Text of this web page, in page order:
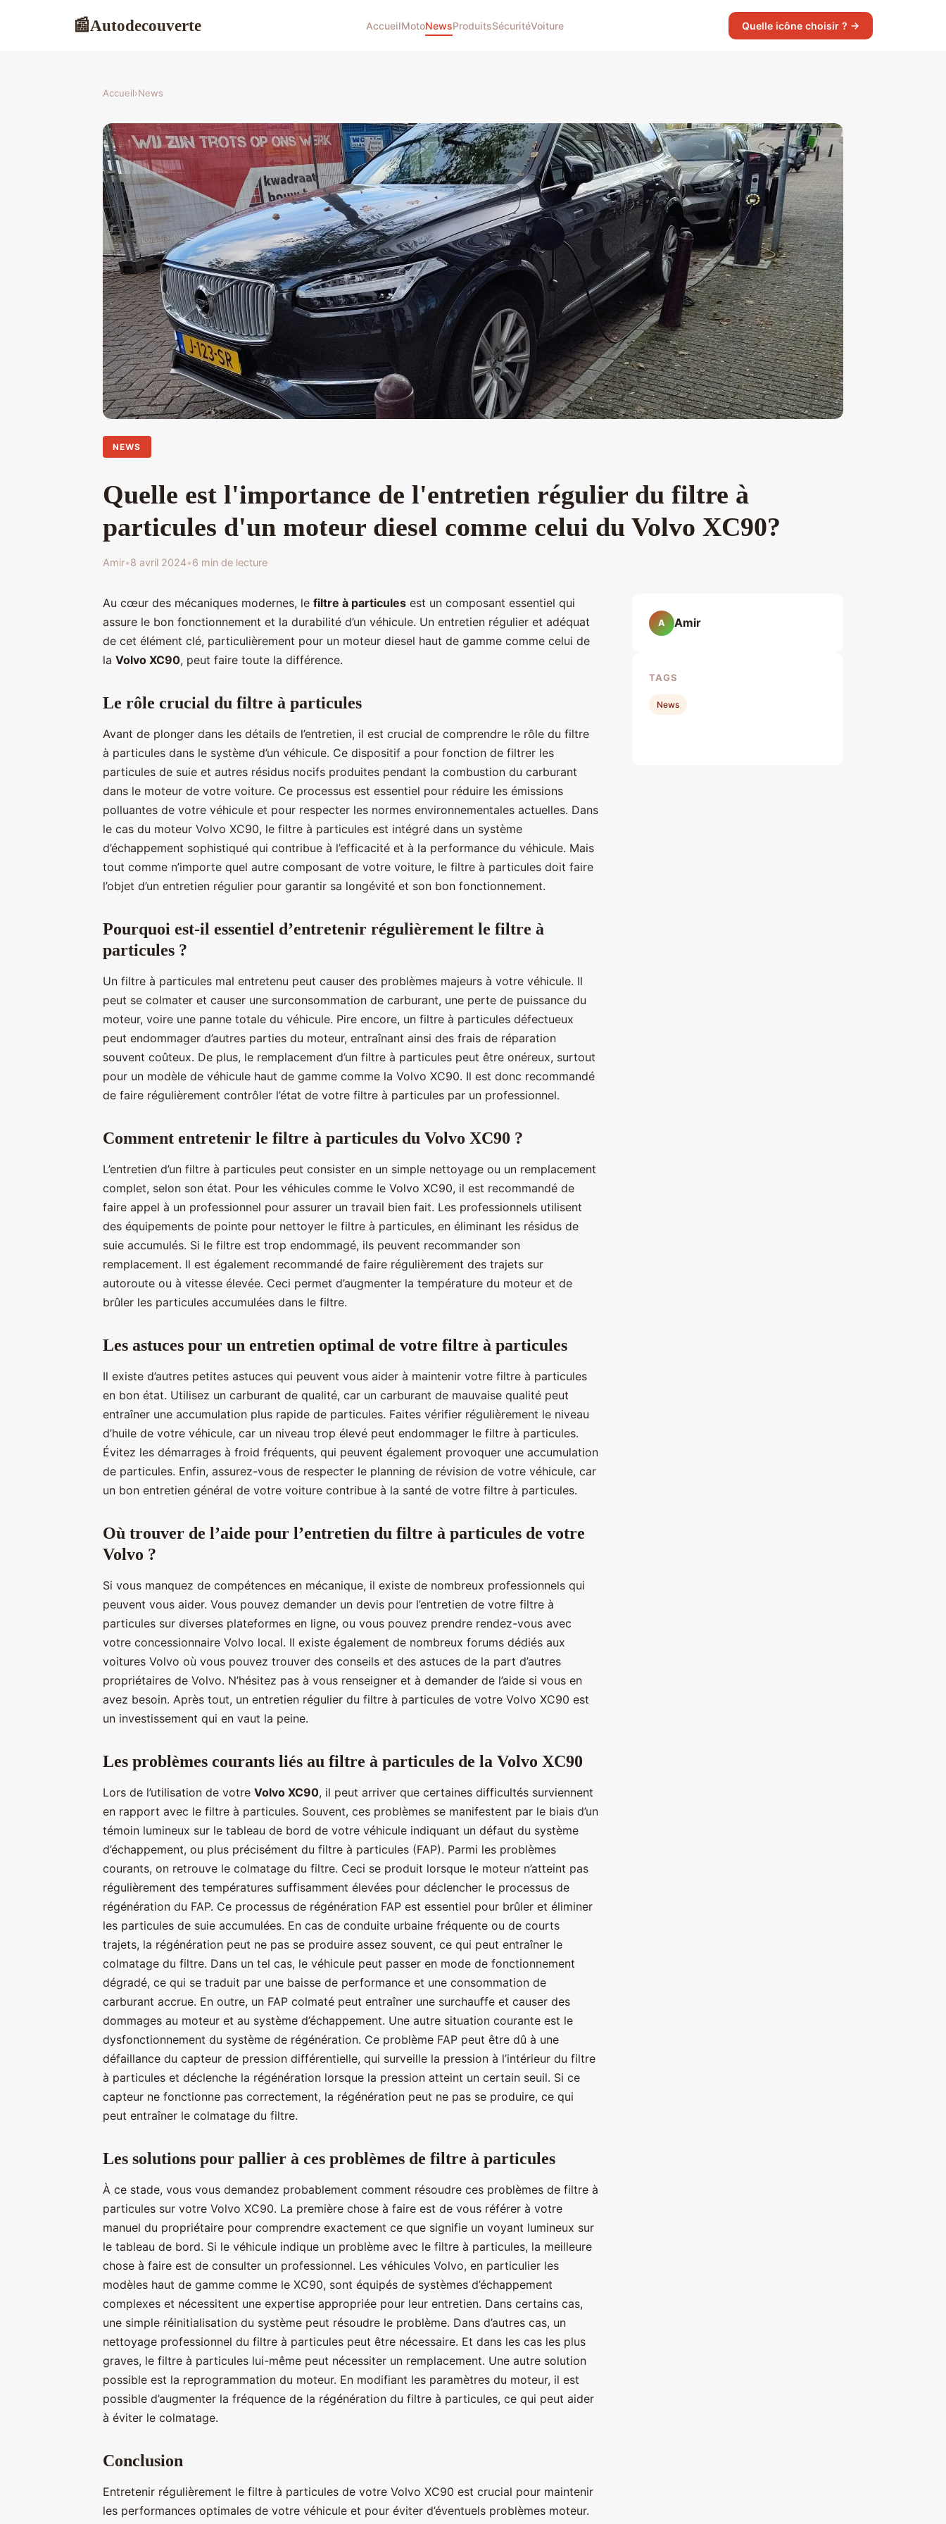
📰Autodecouverte AccueilMotoNewsProduitsSécuritéVoiture Quelle icône choisir ? →
Accueil›News
NEWS
Quelle est l'importance de l'entretien régulier du filtre à
particules d'un moteur diesel comme celui du Volvo XC90?
Amir•8 avril 2024•6 min de lecture
Au cœur des mécaniques modernes, le filtre à particules est un composant essentiel qui
assure le bon fonctionnement et la durabilité d’un véhicule. Un entretien régulier et adéquat
de cet élément clé, particulièrement pour un moteur diesel haut de gamme comme celui de
la Volvo XC90, peut faire toute la différence.
Le rôle crucial du filtre à particules
Avant de plonger dans les détails de l’entretien, il est crucial de comprendre le rôle du filtre
à particules dans le système d’un véhicule. Ce dispositif a pour fonction de filtrer les
particules de suie et autres résidus nocifs produites pendant la combustion du carburant
dans le moteur de votre voiture. Ce processus est essentiel pour réduire les émissions
polluantes de votre véhicule et pour respecter les normes environnementales actuelles. Dans
le cas du moteur Volvo XC90, le filtre à particules est intégré dans un système
d’échappement sophistiqué qui contribue à l’efficacité et à la performance du véhicule. Mais
tout comme n’importe quel autre composant de votre voiture, le filtre à particules doit faire
l’objet d’un entretien régulier pour garantir sa longévité et son bon fonctionnement.
Pourquoi est-il essentiel d’entretenir régulièrement le filtre à
particules ?
Un filtre à particules mal entretenu peut causer des problèmes majeurs à votre véhicule. Il
peut se colmater et causer une surconsommation de carburant, une perte de puissance du
moteur, voire une panne totale du véhicule. Pire encore, un filtre à particules défectueux
peut endommager d’autres parties du moteur, entraînant ainsi des frais de réparation
souvent coûteux. De plus, le remplacement d’un filtre à particules peut être onéreux, surtout
pour un modèle de véhicule haut de gamme comme la Volvo XC90. Il est donc recommandé
de faire régulièrement contrôler l’état de votre filtre à particules par un professionnel.
Comment entretenir le filtre à particules du Volvo XC90 ?
L’entretien d’un filtre à particules peut consister en un simple nettoyage ou un remplacement
complet, selon son état. Pour les véhicules comme le Volvo XC90, il est recommandé de
faire appel à un professionnel pour assurer un travail bien fait. Les professionnels utilisent
des équipements de pointe pour nettoyer le filtre à particules, en éliminant les résidus de
suie accumulés. Si le filtre est trop endommagé, ils peuvent recommander son
remplacement. Il est également recommandé de faire régulièrement des trajets sur
autoroute ou à vitesse élevée. Ceci permet d’augmenter la température du moteur et de
brûler les particules accumulées dans le filtre.
Les astuces pour un entretien optimal de votre filtre à particules
Il existe d’autres petites astuces qui peuvent vous aider à maintenir votre filtre à particules
en bon état. Utilisez un carburant de qualité, car un carburant de mauvaise qualité peut
entraîner une accumulation plus rapide de particules. Faites vérifier régulièrement le niveau
d’huile de votre véhicule, car un niveau trop élevé peut endommager le filtre à particules.
Évitez les démarrages à froid fréquents, qui peuvent également provoquer une accumulation
de particules. Enfin, assurez-vous de respecter le planning de révision de votre véhicule, car
un bon entretien général de votre voiture contribue à la santé de votre filtre à particules.
Où trouver de l’aide pour l’entretien du filtre à particules de votre
Volvo ?
Si vous manquez de compétences en mécanique, il existe de nombreux professionnels qui
peuvent vous aider. Vous pouvez demander un devis pour l’entretien de votre filtre à
particules sur diverses plateformes en ligne, ou vous pouvez prendre rendez-vous avec
votre concessionnaire Volvo local. Il existe également de nombreux forums dédiés aux
voitures Volvo où vous pouvez trouver des conseils et des astuces de la part d’autres
propriétaires de Volvo. N’hésitez pas à vous renseigner et à demander de l’aide si vous en
avez besoin. Après tout, un entretien régulier du filtre à particules de votre Volvo XC90 est
un investissement qui en vaut la peine.
Les problèmes courants liés au filtre à particules de la Volvo XC90
Lors de l’utilisation de votre Volvo XC90, il peut arriver que certaines difficultés surviennent
en rapport avec le filtre à particules. Souvent, ces problèmes se manifestent par le biais d’un
témoin lumineux sur le tableau de bord de votre véhicule indiquant un défaut du système
d’échappement, ou plus précisément du filtre à particules (FAP). Parmi les problèmes
courants, on retrouve le colmatage du filtre. Ceci se produit lorsque le moteur n’atteint pas
régulièrement des températures suffisamment élevées pour déclencher le processus de
régénération du FAP. Ce processus de régénération FAP est essentiel pour brûler et éliminer
les particules de suie accumulées. En cas de conduite urbaine fréquente ou de courts
trajets, la régénération peut ne pas se produire assez souvent, ce qui peut entraîner le
colmatage du filtre. Dans un tel cas, le véhicule peut passer en mode de fonctionnement
dégradé, ce qui se traduit par une baisse de performance et une consommation de
carburant accrue. En outre, un FAP colmaté peut entraîner une surchauffe et causer des
dommages au moteur et au système d’échappement. Une autre situation courante est le
dysfonctionnement du système de régénération. Ce problème FAP peut être dû à une
défaillance du capteur de pression différentielle, qui surveille la pression à l’intérieur du filtre
à particules et déclenche la régénération lorsque la pression atteint un certain seuil. Si ce
capteur ne fonctionne pas correctement, la régénération peut ne pas se produire, ce qui
peut entraîner le colmatage du filtre.
Les solutions pour pallier à ces problèmes de filtre à particules
À ce stade, vous vous demandez probablement comment résoudre ces problèmes de filtre à
particules sur votre Volvo XC90. La première chose à faire est de vous référer à votre
manuel du propriétaire pour comprendre exactement ce que signifie un voyant lumineux sur
le tableau de bord. Si le véhicule indique un problème avec le filtre à particules, la meilleure
chose à faire est de consulter un professionnel. Les véhicules Volvo, en particulier les
modèles haut de gamme comme le XC90, sont équipés de systèmes d’échappement
complexes et nécessitent une expertise appropriée pour leur entretien. Dans certains cas,
une simple réinitialisation du système peut résoudre le problème. Dans d’autres cas, un
nettoyage professionnel du filtre à particules peut être nécessaire. Et dans les cas les plus
graves, le filtre à particules lui-même peut nécessiter un remplacement. Une autre solution
possible est la reprogrammation du moteur. En modifiant les paramètres du moteur, il est
possible d’augmenter la fréquence de la régénération du filtre à particules, ce qui peut aider
à éviter le colmatage.
Conclusion
Entretenir régulièrement le filtre à particules de votre Volvo XC90 est crucial pour maintenir
les performances optimales de votre véhicule et pour éviter d’éventuels problèmes moteur.
A Amir
TAGS
News